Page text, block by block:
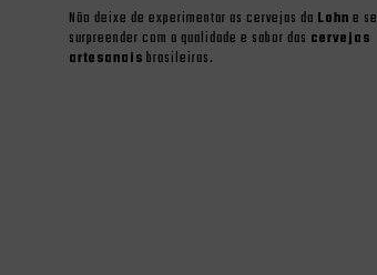
Não deixe de experimentar as cervejas da Lohn e se
surpreender com a qualidade e sabor das cervejas
artesanais brasileiras.